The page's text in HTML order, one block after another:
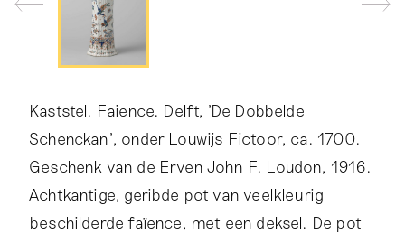
Kaststel. Faience. Delft, 'De Dobbelde
Schenckan', onder Louwijs Fictoor, ca. 1700.
Geschenk van de Erven John F. Loudon, 1916.
Achtkantige, geribde pot van veelkleurig
beschilderde faïence, met een deksel. De pot